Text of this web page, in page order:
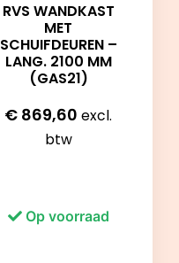
RVS WANDKAST
MET
SCHUIFDEUREN –
LANG. 2100 MM
(GAS21)
€ 869,60 excl.
btw
Op voorraad